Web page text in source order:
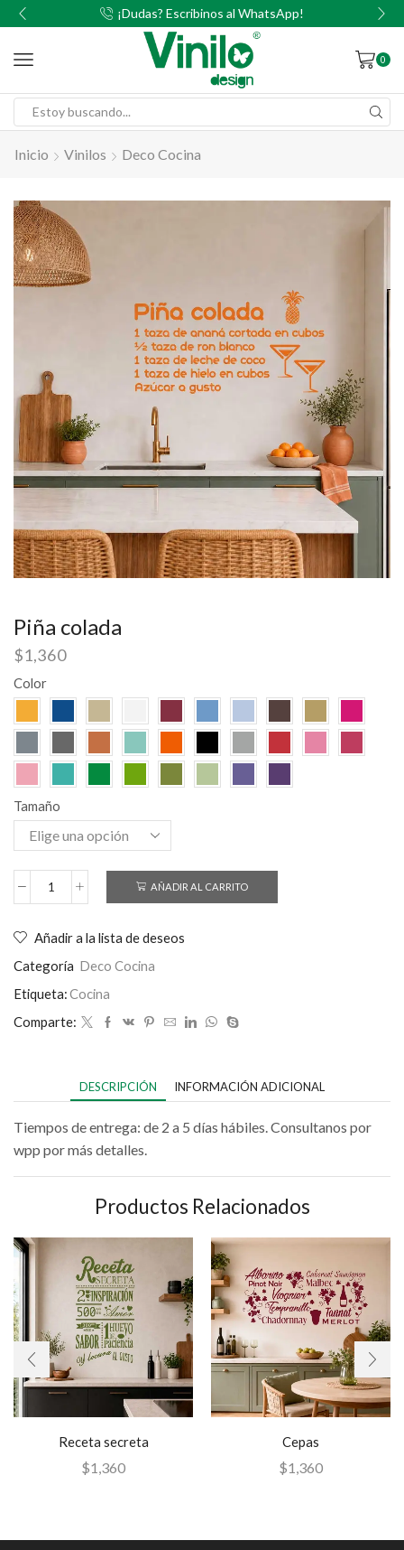
¡Dudas? Escribinos al WhatsApp!
0
Inicio Vinilos Deco Cocina
Piña colada
$1,360
Color
Tamaño
AÑADIR AL CARRITO
Añadir a la lista de deseos
Categoría Deco Cocina
Etiqueta:Cocina
Comparte:
DESCRIPCIÓN INFORMACIÓN ADICIONAL
Tiempos de entrega: de 2 a 5 días hábiles. Consultanos por
wpp por más detalles.
Productos Relacionados
Receta secreta
$1,360
Cepas
$1,360